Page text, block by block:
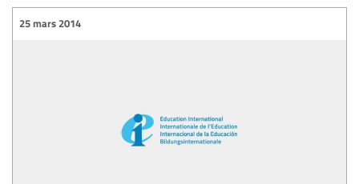
25 mars 2014